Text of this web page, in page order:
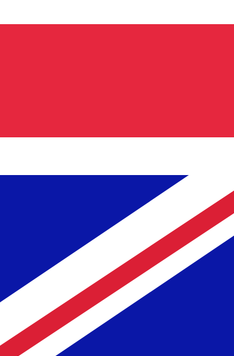
innovadores y su compromiso con el desarrollo
Nuestras clasificaciones de divisas muestran que
símbolo de esta divisa es USh.
Libra esterlina
Nuestras clasificaciones de divisas muestran que
de esta divisa es £.
Libra esterlina